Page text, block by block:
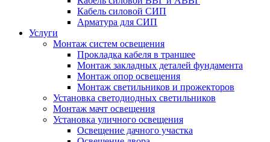
Кабель силовой СИП
Арматура для СИП
Услуги
Монтаж систем освещения
Прокладка кабеля в траншее
Монтаж закладных деталей фундамента
Монтаж опор освещения
Монтаж светильников и прожекторов
Установка светодиодных светильников
Монтаж мачт освещения
Установка уличного освещения
Освещение дачного участка